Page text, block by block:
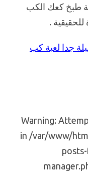
طبخ كعك الكب
للحقيقية .
جدا لعبة كب
Warning:
in /var/www/